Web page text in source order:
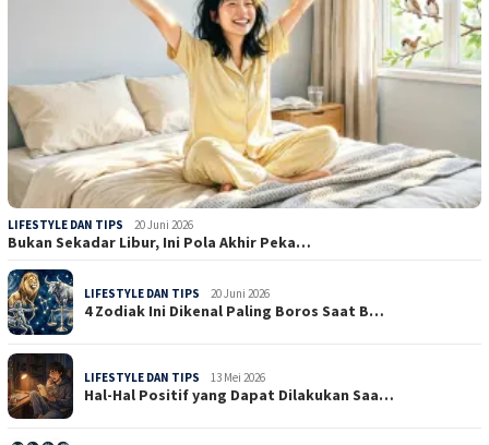
LIFESTYLE DAN TIPS 20 Juni 2026
Bukan Sekadar Libur, Ini Pola Akhir Peka…
LIFESTYLE DAN TIPS 20 Juni 2026
4 Zodiak Ini Dikenal Paling Boros Saat B…
LIFESTYLE DAN TIPS 13 Mei 2026
Hal-Hal Positif yang Dapat Dilakukan Saa…